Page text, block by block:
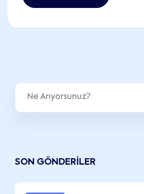
SON GÖNDERILER